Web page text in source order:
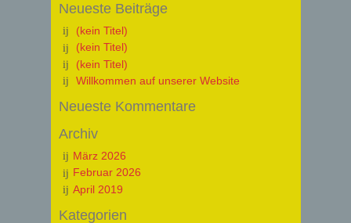
Neueste Beiträge
(kein Titel)
(kein Titel)
(kein Titel)
Willkommen auf unserer Website
Neueste Kommentare
Archiv
März 2026
Februar 2026
April 2019
Kategorien